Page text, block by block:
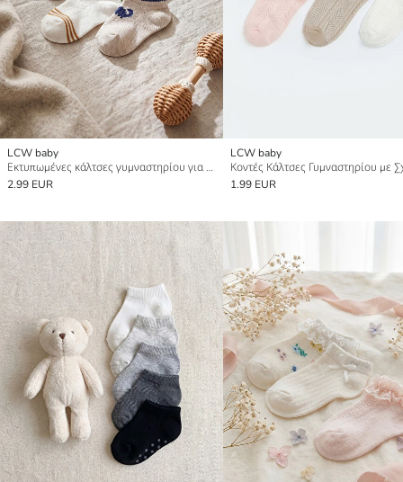
LCW baby
Εκτυπωμένες κάλτσες γυμναστηρίου για μωρό αγόρι 5-πακέτο
2.99 EUR
LCW baby
1.99 EUR